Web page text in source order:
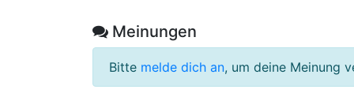
Meinungen
Bitte melde dich an, um deine Meinung